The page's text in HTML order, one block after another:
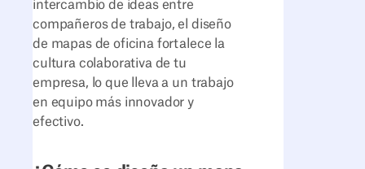
intercambio de ideas entre
compañeros de trabajo, el diseño
de mapas de oficina fortalece la
cultura colaborativa de tu
empresa, lo que lleva a un trabajo
en equipo más innovador y
efectivo.